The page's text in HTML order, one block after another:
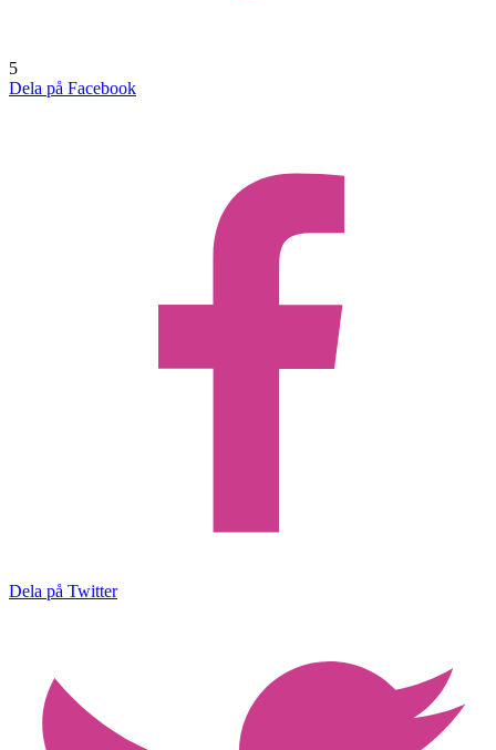
5
Dela på Facebook
Dela på Twitter